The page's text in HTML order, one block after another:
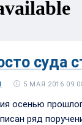
суда
5 МАЯ 2016
осенью
ряд